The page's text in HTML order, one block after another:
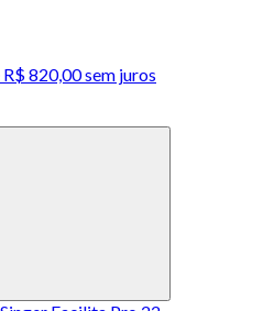
820,00 sem juros